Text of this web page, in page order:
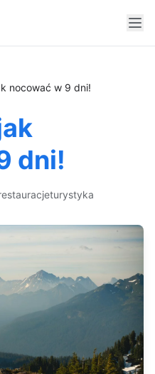
nocować w 9 dni!
dni!
turystyka